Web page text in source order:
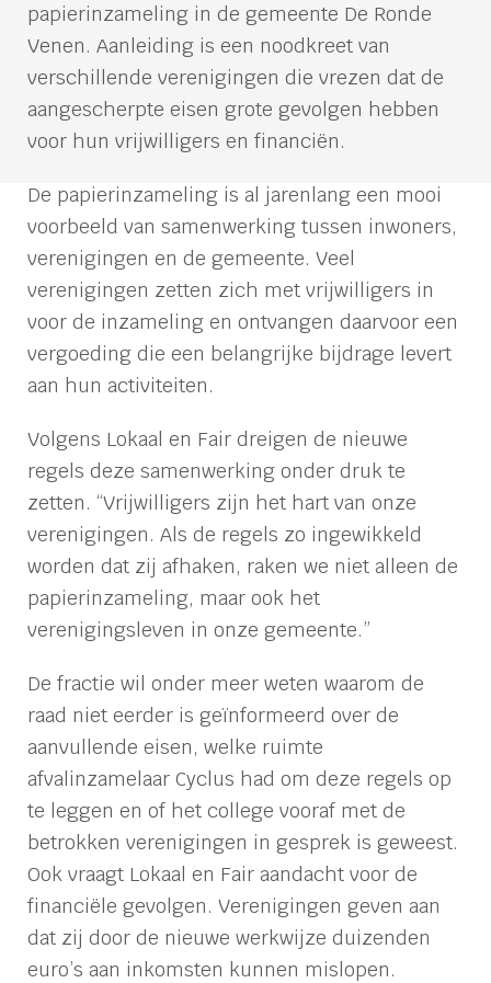
papierinzameling in de gemeente De Ronde
Venen. Aanleiding is een noodkreet van
verschillende verenigingen die vrezen dat de
aangescherpte eisen grote gevolgen hebben
voor hun vrijwilligers en financiën.
De papierinzameling is al jarenlang een mooi
voorbeeld van samenwerking tussen inwoners,
verenigingen en de gemeente. Veel
verenigingen zetten zich met vrijwilligers in
voor de inzameling en ontvangen daarvoor een
vergoeding die een belangrijke bijdrage levert
aan hun activiteiten.
Volgens Lokaal en Fair dreigen de nieuwe
regels deze samenwerking onder druk te
zetten. “Vrijwilligers zijn het hart van onze
verenigingen. Als de regels zo ingewikkeld
worden dat zij afhaken, raken we niet alleen de
papierinzameling, maar ook het
verenigingsleven in onze gemeente.”
De fractie wil onder meer weten waarom de
raad niet eerder is geïnformeerd over de
aanvullende eisen, welke ruimte
afvalinzamelaar Cyclus had om deze regels op
te leggen en of het college vooraf met de
betrokken verenigingen in gesprek is geweest.
Ook vraagt Lokaal en Fair aandacht voor de
financiële gevolgen. Verenigingen geven aan
dat zij door de nieuwe werkwijze duizenden
euro’s aan inkomsten kunnen mislopen.